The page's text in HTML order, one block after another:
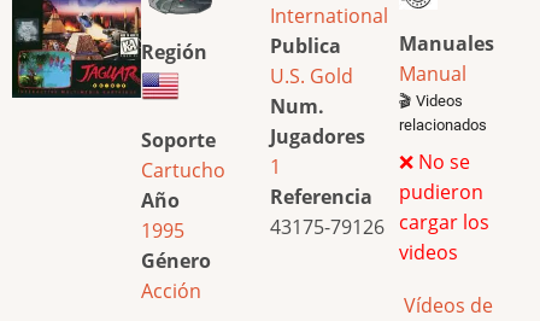
Región
Soporte
Cartucho
Año
1995
Género
Acción
International
Publica
U.S. Gold
Num.
Jugadores
1
Referencia
43175-79126
Manuales
Manual
🎬 Videos
relacionados
❌ No se
pudieron
cargar los
videos
Vídeos de